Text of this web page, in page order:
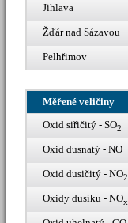
Jihlava
Žďár nad Sázavou
Pelhřimov
Měřené veličiny
Oxid siřičitý - SO2
Oxid dusnatý - NO
Oxid dusičitý - NO2
Oxidy dusíku - NOx